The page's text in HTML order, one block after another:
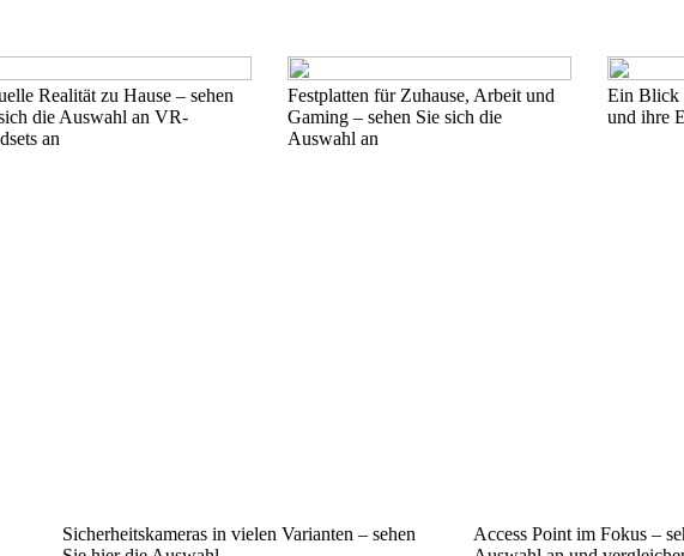
Realität zu Hause – sehen
die Auswahl an VR-
an
Festplatten für Zuhause, Arbeit und
Gaming – sehen Sie sich die
Auswahl an
Ein Blick
und ihre
Sicherheitskameras in vielen Varianten – sehen
Access Point im Fokus –